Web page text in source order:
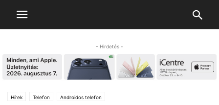
- Hirdetés -
Hírek Telefon Androidos telefon